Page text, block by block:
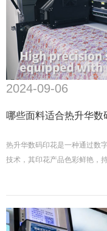
2024-09-06
哪些面料适合热升华数
热升华数码印花是一种通过数
技术，其印花产品色彩鲜艳，